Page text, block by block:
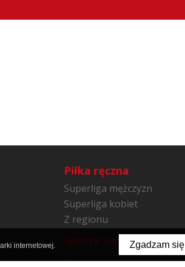
Piłka ręczna
Superliga mężczyzn
Superliga kobiet
Z regionu
Sporty zimowe
Sporty inne
internetowej. Zgadzam się